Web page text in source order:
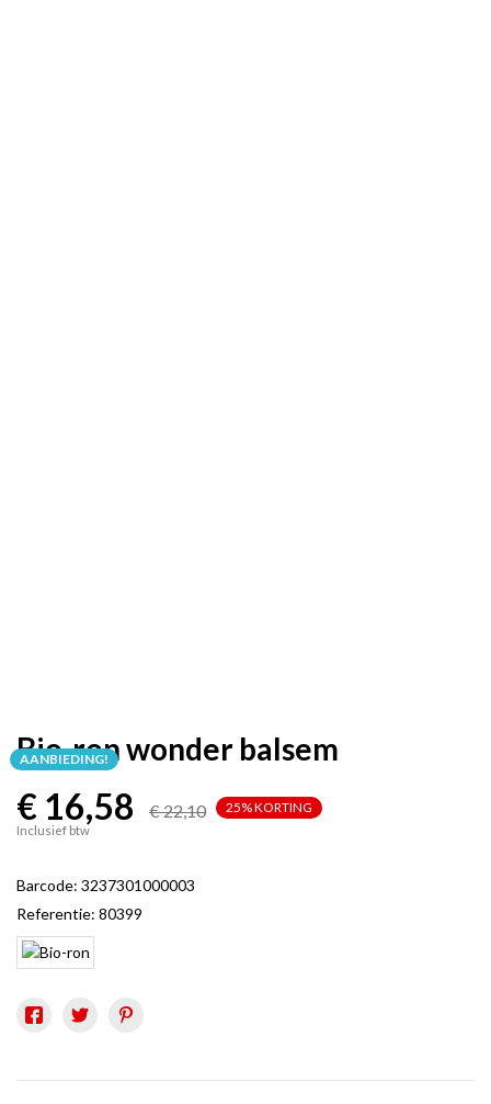
AANBIEDING!
Bio-ron wonder balsem
€ 16,58 € 22,10 25% KORTING
Inclusief btw
Barcode: 3237301000003
Referentie: 80399